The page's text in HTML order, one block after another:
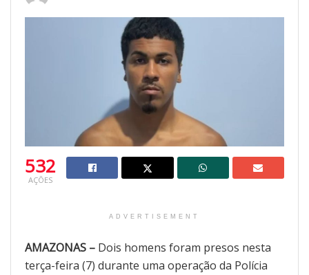
532
AÇÕES
ADVERTISEMENT
AMAZONAS – Dois homens foram presos nesta
terça-feira (7) durante uma operação da Polícia